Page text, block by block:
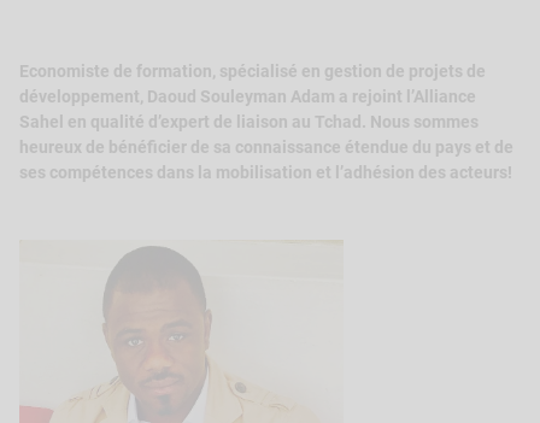
Economiste de formation, spécialisé en gestion de projets de
développement, Daoud Souleyman Adam a rejoint l’Alliance
Sahel en qualité d’expert de liaison au Tchad. Nous sommes
heureux de bénéficier de sa connaissance étendue du pays et de
ses compétences dans la mobilisation et l’adhésion des acteurs!